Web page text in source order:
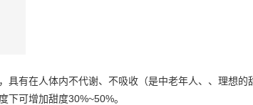
有在人体内不代谢、不吸收（是中老年人、、理想
下可增加甜度30%~50%。